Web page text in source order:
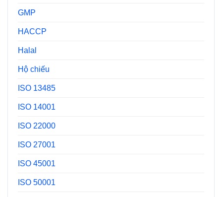
GMP
HACCP
Halal
Hộ chiếu
ISO 13485
ISO 14001
ISO 22000
ISO 27001
ISO 45001
ISO 50001